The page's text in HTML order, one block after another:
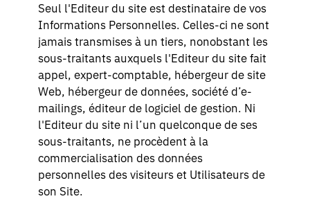
Seul l'Editeur du site est destinataire de vos
Informations Personnelles. Celles-ci ne sont
jamais transmises à un tiers, nonobstant les
sous-traitants auxquels l'Editeur du site fait
appel, expert-comptable, hébergeur de site
Web, hébergeur de données, société d’e-
mailings, éditeur de logiciel de gestion. Ni
l'Editeur du site ni l’un quelconque de ses
sous-traitants, ne procèdent à la
commercialisation des données
personnelles des visiteurs et Utilisateurs de
son Site.